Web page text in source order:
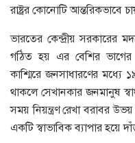
রাষ্ট্রর কোনোটি আন্তরিকভাবে
ভারতের কেন্দ্রীয় সরকারের
গঠিত হয় এর বেশির
কাশ্মিরে জনসাধারণের মধ্যে
থাকলে সেখানকার জনমানুষ
সময় নিয়ন্ত্রণ রেখা বরাবর
একটি স্বাভাবিক ব্যাপার হয়ে